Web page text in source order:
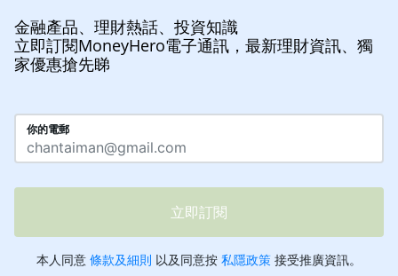
金融產品、理財熱話、投資知識
立即訂閱MoneyHero電子通訊，最新理財資訊、獨
家優惠搶先睇